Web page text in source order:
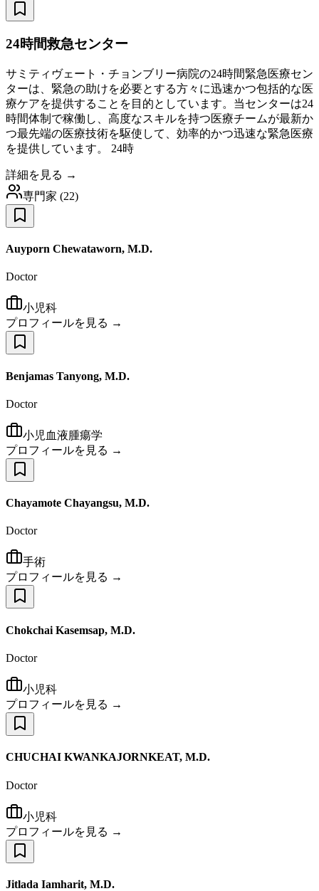
24時間救急センター
サミティヴェート・チョンブリー病院の24時間緊急医療セン
ターは、緊急の助けを必要とする方々に迅速かつ包括的な医
療ケアを提供することを目的としています。当センターは24
時間体制で稼働し、高度なスキルを持つ医療チームが最新か
つ最先端の医療技術を駆使して、効率的かつ迅速な緊急医療
を提供しています。 24時
詳細を見る →
専門家 (22)
Auyporn Chewataworn, M.D.
Doctor
小児科
プロフィールを見る →
Benjamas Tanyong, M.D.
Doctor
小児血液腫瘍学
プロフィールを見る →
Chayamote Chayangsu, M.D.
Doctor
手術
プロフィールを見る →
Chokchai Kasemsap, M.D.
Doctor
小児科
プロフィールを見る →
CHUCHAI KWANKAJORNKEAT, M.D.
Doctor
小児科
プロフィールを見る →
Jitlada Iamharit, M.D.